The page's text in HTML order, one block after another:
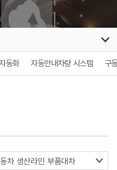
동화 자동안내차량 시스템 구